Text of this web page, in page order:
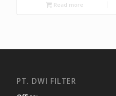
Read more
PT. DWI FILTER